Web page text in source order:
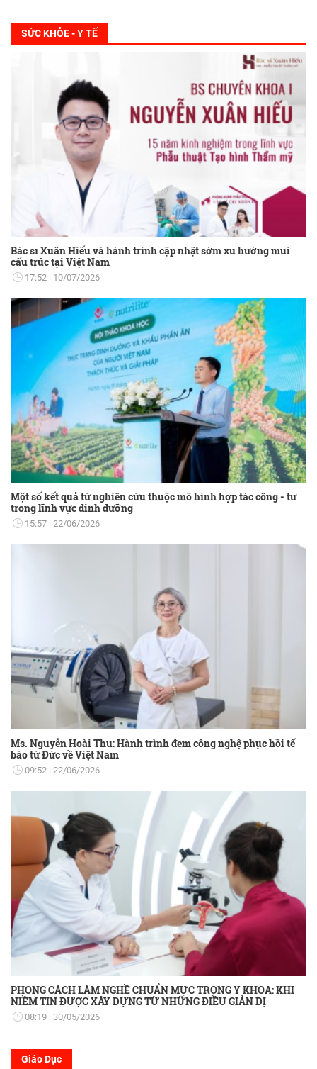
SỨC KHỎE - Y TẾ
Bác sĩ Xuân Hiếu và hành trình cập nhật sớm xu hướng mũi
cấu trúc tại Việt Nam
17:52 10/07/2026
Một số kết quả từ nghiên cứu thuộc mô hình hợp tác công - tư
trong lĩnh vực dinh dưỡng
15:57 22/06/2026
Ms. Nguyễn Hoài Thu: Hành trình đem công nghệ phục hồi tế
bào từ Đức về Việt Nam
09:52 22/06/2026
PHONG CÁCH LÀM NGHỀ CHUẨN MỰC TRONG Y KHOA: KHI
NIỀM TIN ĐƯỢC XÂY DỰNG TỪ NHỮNG ĐIỀU GIẢN DỊ
08:19 30/05/2026
Giáo Dục